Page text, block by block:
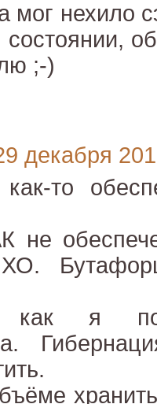
нехило
;-)
декабря
то
не
как я